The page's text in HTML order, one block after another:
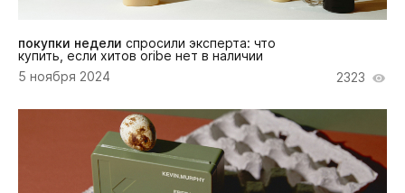
покупки недели спросили эксперта: что
купить, если хитов oribe нет в наличии
5 ноября 2024
2323